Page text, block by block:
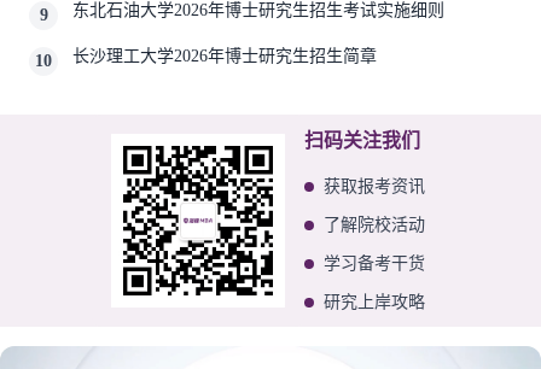
9
东北石油大学2026年博士研究生招生考试实施细则
10 长沙理工大学2026年博士研究生招生简章
扫码关注我们
获取报考资讯
了解院校活动
学习备考干货
研究上岸攻略